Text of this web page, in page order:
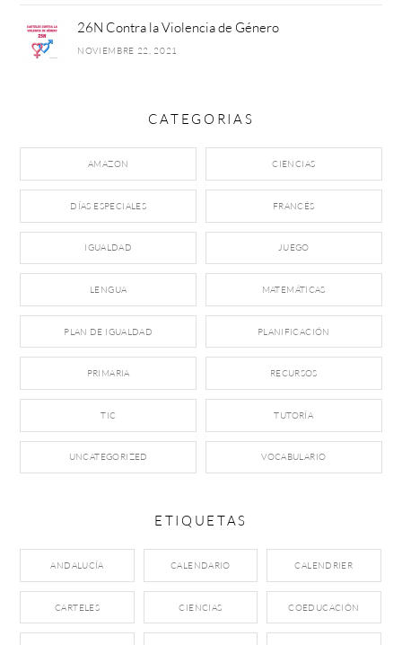
26N Contra la Violencia de Género
NOVIEMBRE 22, 2021
CATEGORIAS
AMAZON CIENCIAS
DÍAS ESPECIALES FRANCÉS
IGUALDAD JUEGO
LENGUA MATEMÁTICAS
PLAN DE IGUALDAD PLANIFICACIÓN
PRIMARIA RECURSOS
TIC TUTORÍA
UNCATEGORIZED VOCABULARIO
ETIQUETAS
ANDALUCÍA CALENDARIO CALENDRIER
CARTELES CIENCIAS COEDUCACIÓN